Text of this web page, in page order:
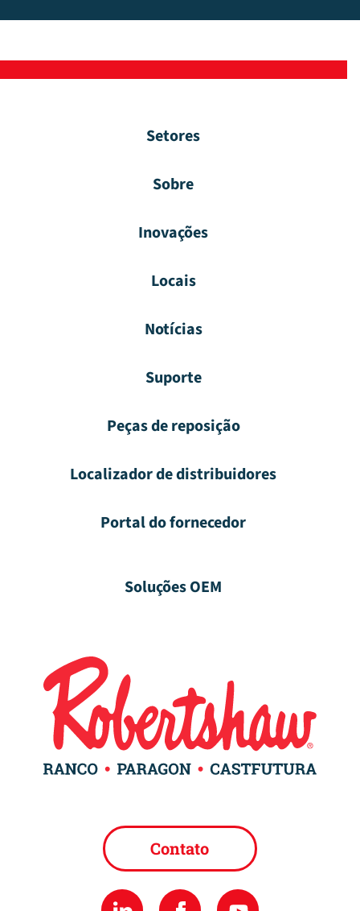
Setores
Sobre
Inovações
Locais
Notícias
Suporte
Peças de reposição
Localizador de distribuidores
Portal do fornecedor
Soluções OEM
Contato